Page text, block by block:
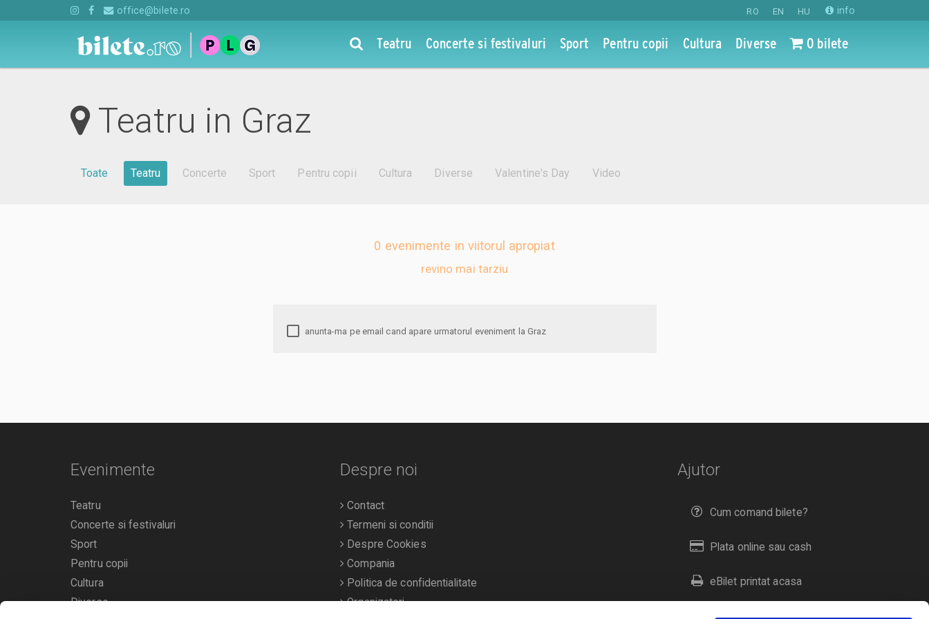
RO EN HU info
office@bilete.ro
Teatru Concerte si festivaluri Sport Pentru copii Cultura Diverse 0 bilete
Teatru in Graz
Toate Teatru Concerte Sport Pentru copii Cultura Diverse Valentine's Day Video
0 evenimente in viitorul apropiat
revino mai tarziu
anunta-ma pe email cand apare urmatorul eveniment la Graz
Ajutor
Cum comand bilete?
Plata online sau cash
eBilet printat acasa
Livrare prin curier
Evenimente
Teatru
Concerte si festivaluri
Sport
Pentru copii
Cultura
Diverse
Despre noi
Contact
Termeni si conditii
Despre Cookies
Compania
Politica de confidentialitate
Organizatori